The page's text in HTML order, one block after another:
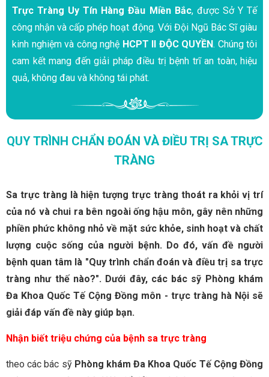
Trực Tràng Uy Tín Hàng Đầu Miền Bắc, được Sở Y Tế
công nhận và cấp phép hoạt động. Với Đội Ngũ Bác Sĩ giàu
kinh nghiệm và công nghệ HCPT II ĐỘC QUYỀN. Chúng tôi
cam kết mang đến giải pháp điều trị bệnh trĩ an toàn, hiệu
quả, không đau và không tái phát.
QUY TRÌNH CHẨN ĐOÁN VÀ ĐIỀU TRỊ SA TRỰC
TRÀNG
Sa trực tràng là hiện tượng trực tràng thoát ra khỏi vị trí
của nó và chui ra bên ngoài ống hậu môn, gây nên những
phiền phức không nhỏ về mặt sức khỏe, sinh hoạt và chất
lượng cuộc sống của người bệnh. Do đó, vấn đề người
bệnh quan tâm là "Quy trình chẩn đoán và điều trị sa trực
tràng như thế nào?". Dưới đây, các bác sỹ Phòng khám
Đa Khoa Quốc Tế Cộng Đồng môn - t­­­rực tràng hà Nội sẽ
giải đáp vấn đề này giúp bạn.
Nhận biết triệu chứng của bệnh sa trực tràng
theo các bác sỹ Phòng khám Đa Khoa Quốc Tế Cộng Đồng